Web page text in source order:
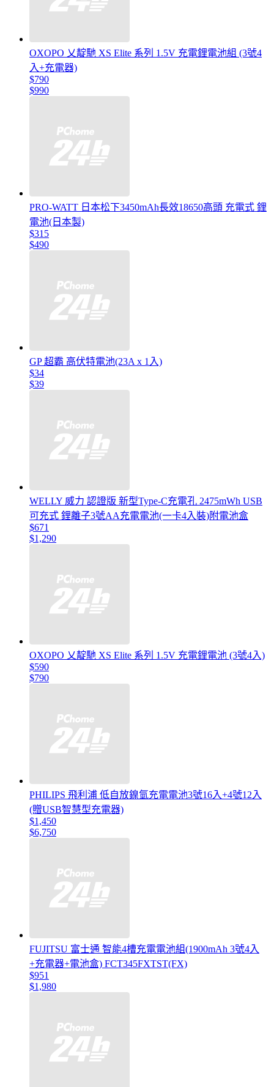
OXOPO 乂靛馳 XS Elite 系列 1.5V 充電鋰電池組 (3號4
入+充電器)
$790
$990
PRO-WATT 日本松下3450mAh長效18650高頭 充電式 鋰
電池(日本製)
$315
$490
GP 超霸 高伏特電池(23A x 1入)
$34
$39
WELLY 威力 認證版 新型Type-C充電孔 2475mWh USB
可充式 鋰離子3號AA充電電池(一卡4入裝)附電池盒
$671
$1,290
OXOPO 乂靛馳 XS Elite 系列 1.5V 充電鋰電池 (3號4入)
$590
$790
PHILIPS 飛利浦 低自放鎳氫充電電池3號16入+4號12入
(贈USB智慧型充電器)
$1,450
$6,750
FUJITSU 富士通 智能4槽充電電池組(1900mAh 3號4入
+充電器+電池盒) FCT345FXTST(FX)
$951
$1,980